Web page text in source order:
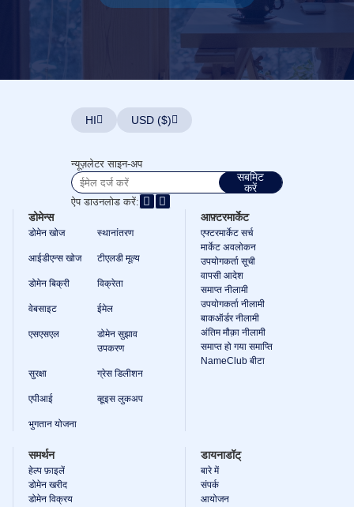
HI USD ($)
न्यूज़लेटर साइन-अप
सबमिट
करें
ऐप डाउनलोड करें:
डोमेन्स
डोमेन खोज स्थानांतरण
आईडीएन्स खोज टीएलडी मूल्य
डोमेन बिक्री विक्रेता
वेबसाइट ईमेल
एसएसएल
डोमेन सुझाव
उपकरण
सुरक्षा ग्रेस डिलीशन
एपीआई व्हूइस लुकअप
भुगतान योजना
आफ़्टरमार्केट
एफ्टरमार्केट सर्च
मार्केट अवलोकन
उपयोगकर्ता सूची
वापसी आदेश
समाप्त नीलामी
उपयोगकर्ता नीलामी
बाकऑर्डर नीलामी
अंतिम मौक़ा नीलामी
समाप्त हो गया समाप्ति
NameClub बीटा
समर्थन
हेल्प फ़ाइलें
डोमेन खरीद
डोमेन विक्रय
डायनाडॉट्
बारे में
संपर्क
आयोजन